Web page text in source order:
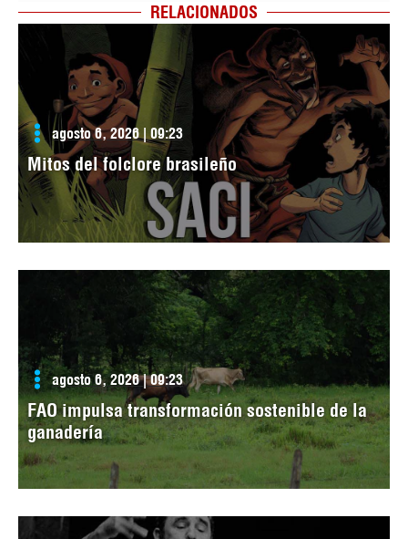
RELACIONADOS
agosto 6, 2026 | 09:23
Mitos del folclore brasileño
agosto 6, 2026 | 09:23
FAO impulsa transformación sostenible de la
ganadería